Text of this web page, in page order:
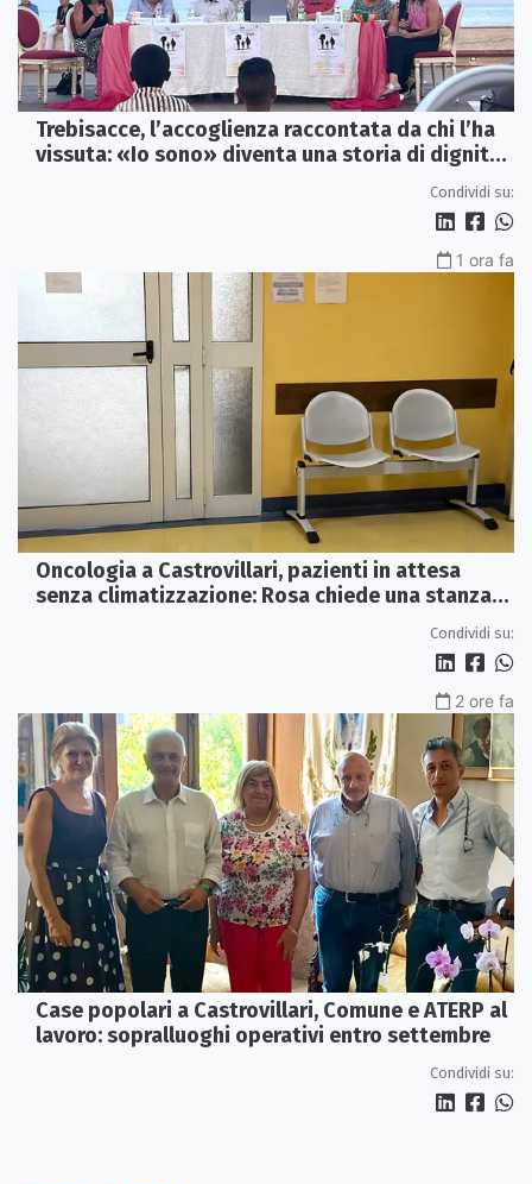
Trebisacce, l’accoglienza raccontata da chi l’ha
vissuta: «Io sono» diventa una storia di dignità
Condividi su:
1 ora fa
Oncologia a Castrovillari, pazienti in attesa
senza climatizzazione: Rosa chiede una stanza
Condividi su:
2 ore fa
Case popolari a Castrovillari, Comune e ATERP al
lavoro: sopralluoghi operativi entro settembre
Condividi su: